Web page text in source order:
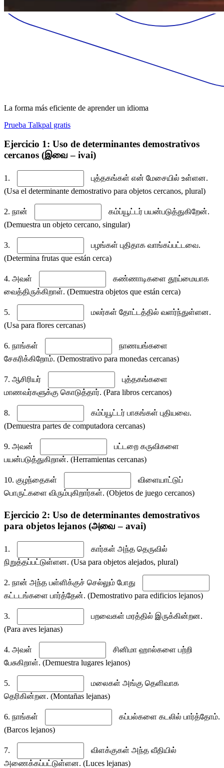
La forma más eficiente de aprender un idioma
Prueba Talkpal gratis
Ejercicio 1: Uso de determinantes demostrativos
cercanos (இவை – ivai)
1.
புத்தகங்கள் என் மேசையில் உள்ளன.
(Usa el determinante demostrativo para objetos cercanos, plural)
2. நான்
கம்ப்யூட்டர் பயன்படுத்துகிறேன்.
(Demuestra un objeto cercano, singular)
3.
பழங்கள் புதிதாக வாங்கப்பட்டவை.
(Determina frutas que están cerca)
4. அவள்
கண்ணாடிகளை தூய்மையாக
வைத்திருக்கிறாள். (Demuestra objetos que están cerca)
5.
மலர்கள் தோட்டத்தில் வளர்ந்துள்ளன.
(Usa para flores cercanas)
6. நாங்கள்
நாணயங்களை
சேகரிக்கிறோம். (Demostrativo para monedas cercanas)
7. ஆசிரியர்
புத்தகங்களை
மாணவர்களுக்கு கொடுத்தார். (Para libros cercanos)
8.
கம்ப்யூட்டர் பாகங்கள் புதியவை.
(Demuestra partes de computadora cercanas)
9. அவன்
பட்டறை கருவிகளை
பயன்படுத்துகிறான். (Herramientas cercanas)
10. குழந்தைகள்
விளையாட்டுப்
பொருட்களை விரும்புகிறார்கள். (Objetos de juego cercanos)
Ejercicio 2: Uso de determinantes demostrativos
para objetos lejanos (அவை – avai)
1.
கார்கள் அந்த தெருவில்
நிறுத்தப்பட்டுள்ளன. (Usa para objetos alejados, plural)
2. நான் அந்த பள்ளிக்குச் செல்லும் போது
கட்டடங்களை பார்த்தேன். (Demostrativo para edificios lejanos)
3.
பறவைகள் மரத்தில் இருக்கின்றன.
(Para aves lejanas)
4. அவள்
சினிமா ஹால்களை பற்றி
பேசுகிறாள். (Demuestra lugares lejanos)
5.
மலைகள் அங்கு தெளிவாக
தெரிகின்றன. (Montañas lejanas)
6. நாங்கள்
கப்பல்களை கடலில் பார்த்தோம்.
(Barcos lejanos)
7.
விளக்குகள் அந்த வீதியில்
அணைக்கப்பட்டுள்ளன. (Luces lejanas)